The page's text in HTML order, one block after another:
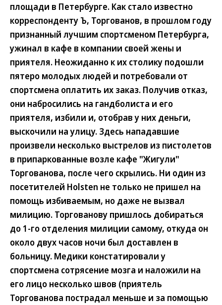
площади в Петербурге. Как стало известно
корреспонденту Ъ, Торгованов, в прошлом году
признанный лучшим спортсменом Петербурга,
ужинал в кафе в компании своей жены и
приятеля. Неожиданно к их столику подошли
пятеро молодых людей и потребовали от
спортсмена оплатить их заказ. Получив отказ,
они набросились на гандболиста и его
приятеля, избили и, отобрав у них деньги,
выскочили на улицу. Здесь нападавшие
произвели несколько выстрелов из пистолетов
в припаркованные возле кафе "Жигули"
Торгованова, после чего скрылись. Ни один из
посетителей Holsten не только не пришел на
помощь избиваемым, но даже не вызвал
милицию. Торгованову пришлось добираться
до 1-го отделения милиции самому, откуда он
около двух часов ночи был доставлен в
больницу. Медики констатировали у
спортсмена сотрясение мозга и наложили на
его лицо несколько швов (приятель
Торгованова пострадал меньше и за помощью